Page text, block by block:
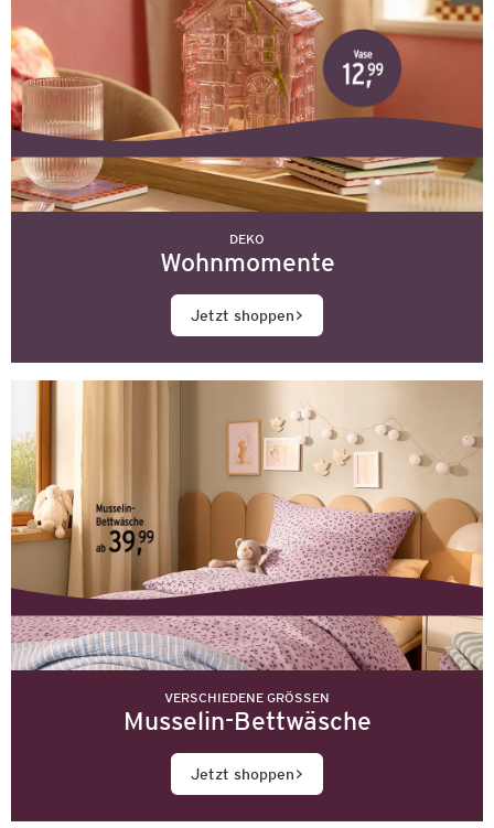
DEKO
Wohnmomente
Jetzt shoppen
VERSCHIEDENE GRÖSSEN
Musselin-Bettwäsche
Jetzt shoppen